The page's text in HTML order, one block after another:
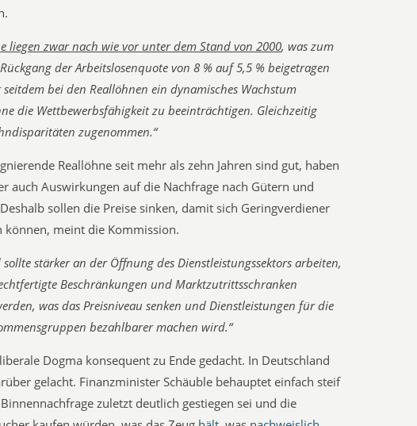
liegen zwar nach wie vor unter dem Stand von 2000, was zum
der Arbeitslosenquote von 8 % auf 5,5 % beigetragen
bei den Reallöhnen ein dynamisches Wachstum
die Wettbewerbsfähigkeit zu beeinträchtigen. Gleichzeitig
zugenommen.“
Reallöhne seit mehr als zehn Jahren sind gut, haben
auch Auswirkungen auf die Nachfrage nach Gütern und
sollen die Preise sinken, damit sich Geringverdiener
können, meint die Kommission.
sollte stärker an der Öffnung des Dienstleistungssektors arbeiten,
Beschränkungen und Marktzutrittsschranken
was das Preisniveau senken und Dienstleistungen für die
bezahlbarer machen wird.“
Dogma konsequent zu Ende gedacht. In Deutschland
gelacht. Finanzminister Schäuble behauptet einfach steif
zuletzt deutlich gestiegen sei und die